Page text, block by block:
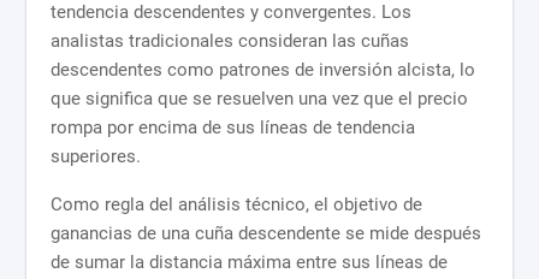
tendencia descendentes y convergentes. Los
analistas tradicionales consideran las cuñas
descendentes como patrones de inversión alcista, lo
que significa que se resuelven una vez que el precio
rompa por encima de sus líneas de tendencia
superiores.
Como regla del análisis técnico, el objetivo de
ganancias de una cuña descendente se mide después
de sumar la distancia máxima entre sus líneas de